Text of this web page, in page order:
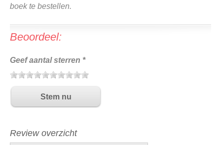
boek te bestellen.
Beoordeel:
Geef aantal sterren *
Review overzicht